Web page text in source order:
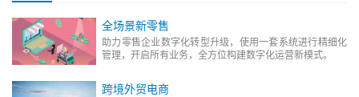
全场景新零售
助力零售企业数字化转型升级，使用一套系统进行精细化
管理，开启所有业务，全方位构建数字化运营新模式。
跨境外贸电商